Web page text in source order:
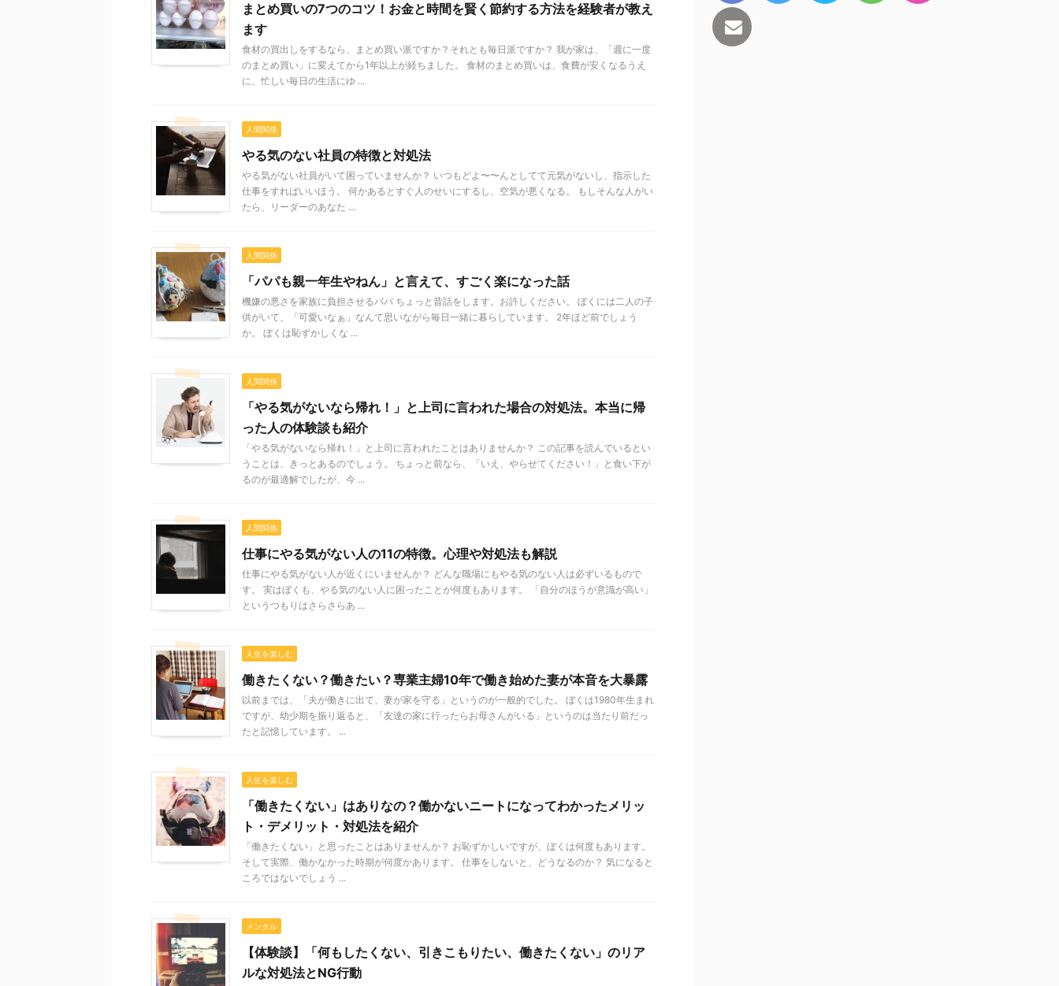
まとめ買いの7つのコツ！お金と時間を賢く節約する方法を経験者が教え
ます
食材の買出しをするなら、まとめ買い派ですか？それとも毎日派ですか？ 我が家は、「週に一度
のまとめ買い」に変えてから1年以上が経ちました。 食材のまとめ買いは、食費が安くなるうえ
に、忙しい毎日の生活にゆ ...
人間関係
やる気のない社員の特徴と対処法
やる気がない社員がいて困っていませんか？ いつもどよ〜〜んとしてて元気がないし、指示した
仕事をすればいいほう。 何かあるとすぐ人のせいにするし、空気が悪くなる。 もしそんな人がい
たら、リーダーのあなた ...
人間関係
「パパも親一年生やねん」と言えて、すごく楽になった話
機嫌の悪さを家族に負担させるパパ ちょっと昔話をします。お許しください。 ぼくには二人の子
供がいて、「可愛いなぁ」なんて思いながら毎日一緒に暮らしています。 2年ほど前でしょう
か。 ぼくは恥ずかしくな ...
人間関係
「やる気がないなら帰れ！」と上司に言われた場合の対処法。本当に帰
った人の体験談も紹介
「やる気がないなら帰れ！」と上司に言われたことはありませんか？ この記事を読んでいるとい
うことは、きっとあるのでしょう。 ちょっと前なら、「いえ、やらせてください！」と食い下が
るのが最適解でしたが、今 ...
人間関係
仕事にやる気がない人の11の特徴。心理や対処法も解説
仕事にやる気がない人が近くにいませんか？ どんな職場にもやる気のない人は必ずいるもので
す。 実はぼくも、やる気のない人に困ったことが何度もあります。 「自分のほうが意識が高い」
というつもりはさらさらあ ...
人生を楽しむ
働きたくない？働きたい？専業主婦10年で働き始めた妻が本音を大暴露
以前までは、「夫が働きに出て、妻が家を守る」というのが一般的でした。 ぼくは1980年生まれ
ですが、幼少期を振り返ると、「友達の家に行ったらお母さんがいる」というのは当たり前だっ
たと記憶しています。 ...
人生を楽しむ
「働きたくない」はありなの？働かないニートになってわかったメリッ
ト・デメリット・対処法を紹介
「働きたくない」と思ったことはありませんか？ お恥ずかしいですが、ぼくは何度もあります。
そして実際、働かなかった時期が何度かあります。 仕事をしないと、どうなるのか？ 気になると
ころではないでしょう ...
メンタル
【体験談】「何もしたくない、引きこもりたい、働きたくない」のリア
ルな対処法とNG行動